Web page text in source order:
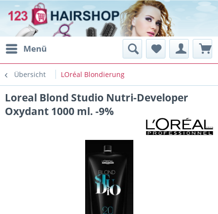
Menü
Übersicht LOréal Blondierung
Loreal Blond Studio Nutri-Developer
Oxydant 1000 ml. -9%